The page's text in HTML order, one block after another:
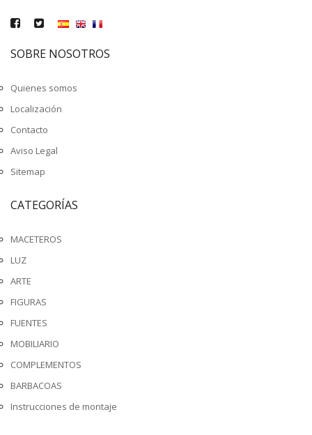
SOBRE NOSOTROS
Quienes somos
Localización
Contacto
Aviso Legal
Sitemap
CATEGORÍAS
MACETEROS
LUZ
ARTE
FIGURAS
FUENTES
MOBILIARIO
COMPLEMENTOS
BARBACOAS
Instrucciones de montaje